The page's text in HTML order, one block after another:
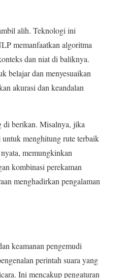
alih. Teknologi ini
memanfaatkan algoritma
dan niat di baliknya.
belajar dan menyesuaikan
akurasi dan keandalan
di berikan. Misalnya, jika
untuk menghitung rute terbaik
memungkinkan
kombinasi perekaman
menghadirkan pengalaman
keamanan pengemudi
perintah suara yang
Ini mencakup pengaturan